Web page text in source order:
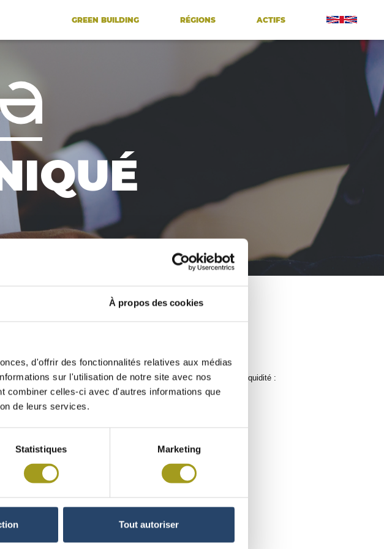
À propos des cookies
d'offrir des fonctionnalités relatives aux médias
sur l'utilisation de notre site avec nos
combiner celles-ci avec d'autres informations que
de leurs services.
Statistiques Marketing
Tout autoriser
GREEN BUILDING RÉGIONS ACTIFS
2017
du 30 juin 2017, les moyens suivants figuraient au compte de liquidité :